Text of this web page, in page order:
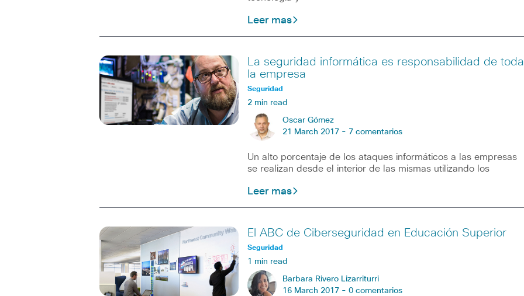
Leer mas
La seguridad informática es responsabilidad de toda
la empresa
Seguridad
2 min read
Oscar Gómez
21 March 2017 - 7 comentarios
Un alto porcentaje de los ataques informáticos a las empresas
se realizan desde el interior de las mismas utilizando los
Leer mas
El ABC de Ciberseguridad en Educación Superior
Seguridad
1 min read
Barbara Rivero Lizarriturri
16 March 2017 - 0 comentarios